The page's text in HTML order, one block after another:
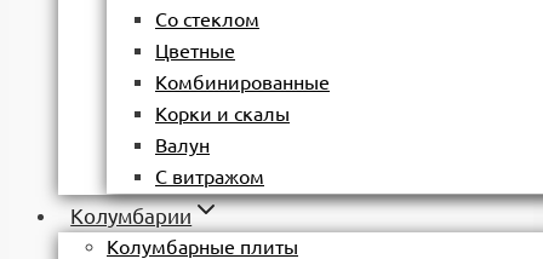
Со стеклом
Цветные
Комбинированные
Корки и скалы
Валун
С витражом
Колумбарии
Колумбарные плиты